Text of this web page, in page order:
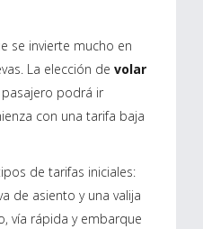
se invierte mucho en
La elección de volar
podrá ir
con una tarifa baja
de tarifas iniciales:
de asiento y una valija
vía rápida y embarque